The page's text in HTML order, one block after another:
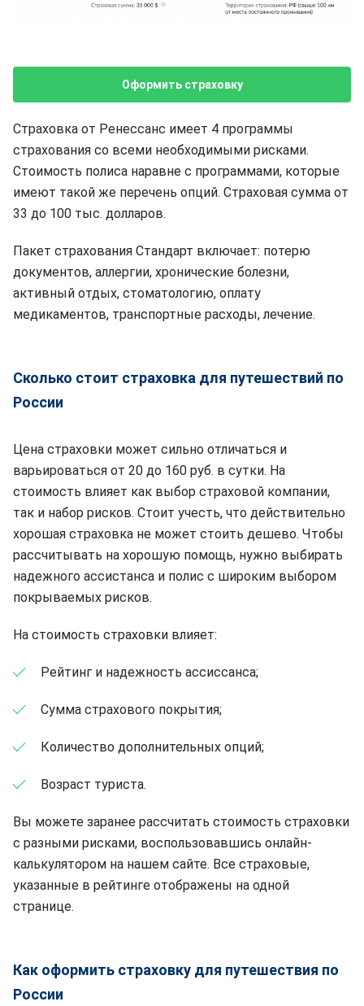
Оформить страховку
Страховка от Ренессанс имеет 4 программы
страхования со всеми необходимыми рисками.
Стоимость полиса наравне с программами, которые
имеют такой же перечень опций. Страховая сумма от
33 до 100 тыс. долларов.
Пакет страхования Стандарт включает: потерю
документов, аллергии, хронические болезни,
активный отдых, стоматологию, оплату
медикаментов, транспортные расходы, лечение.
Сколько стоит страховка для путешествий по
России
Цена страховки может сильно отличаться и
варьироваться от 20 до 160 руб. в сутки. На
стоимость влияет как выбор страховой компании,
так и набор рисков. Стоит учесть, что действительно
хорошая страховка не может стоить дешево. Чтобы
рассчитывать на хорошую помощь, нужно выбирать
надежного ассистанса и полис с широким выбором
покрываемых рисков.
На стоимость страховки влияет:
Рейтинг и надежность ассиссанса;
Сумма страхового покрытия;
Количество дополнительных опций;
Возраст туриста.
Вы можете заранее рассчитать стоимость страховки
с разными рисками, воспользовавшись онлайн-
калькулятором на нашем сайте. Все страховые,
указанные в рейтинге отображены на одной
странице.
Как оформить страховку для путешествия по
России